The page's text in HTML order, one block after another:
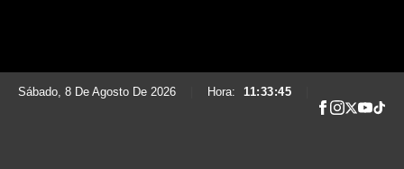
Sábado, 8 De Agosto De 2026 Hora: 11:33:47